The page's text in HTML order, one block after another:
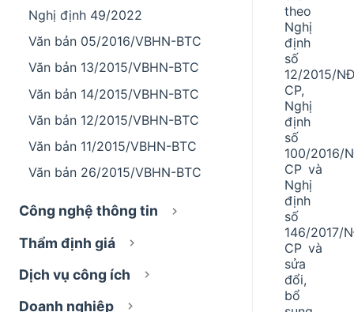
Nghị định 49/2022
Văn bản 05/2016/VBHN-BTC
Văn bản 13/2015/VBHN-BTC
Văn bản 14/2015/VBHN-BTC
Văn bản 12/2015/VBHN-BTC
Văn bản 11/2015/VBHN-BTC
Văn bản 26/2015/VBHN-BTC
Công nghệ thông tin
Thẩm định giá
Dịch vụ công ích
Doanh nghiệp
theo
Nghị
định
số
12/2015/
CP,
Nghị
định
số
100/2016/
CP và
Nghị
định
số
146/2017/
CP và
sửa
đổi,
bổ